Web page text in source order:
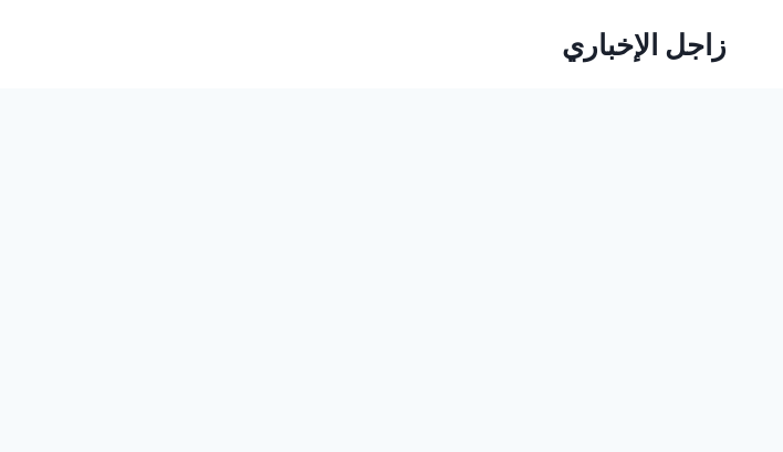
زاجل الإخباري